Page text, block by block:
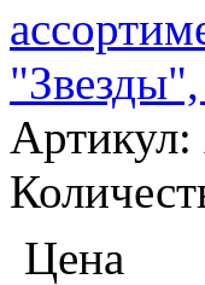
Артикул:
Цена